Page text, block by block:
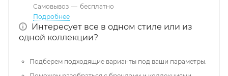
Самовывоз — бесплатно
Подробнее
Интересует все в одном стиле или из
одной коллекции?
Подберем подходящие варианты под ваши параметры.